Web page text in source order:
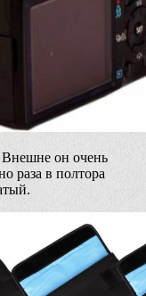
Внешне он очень
раза в полтора